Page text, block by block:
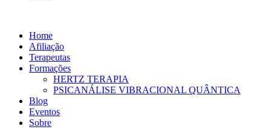
Home
Afiliação
Terapeutas
Formações
HERTZ TERAPIA
PSICANÁLISE VIBRACIONAL QUÂNTICA
Blog
Eventos
Sobre